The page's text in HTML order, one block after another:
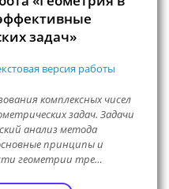
задач»
версия работы
комплексных чисел
задач. Задачи
анализ метода
принципы и
геометрии тре…